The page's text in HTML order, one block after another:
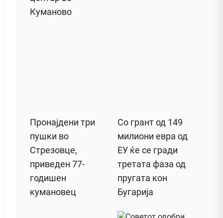
Куманово
Пронајдени три
пушки во
Стрезовце,
приведен 77-
годишен
кумановец
Со грант од 149
милиони евра од
ЕУ ќе се гради
третата фаза од
пругата кон
Бугарија